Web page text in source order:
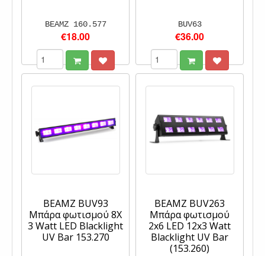
BEAMZ 160.577
€18.00
BUV63
€36.00
BEAMZ BUV93
Μπάρα φωτισμού 8X
3 Watt LED Blacklight
UV Bar 153.270
BEAMZ BUV263
Μπάρα φωτισμού
2x6 LED 12x3 Watt
Blacklight UV Bar
(153.260)